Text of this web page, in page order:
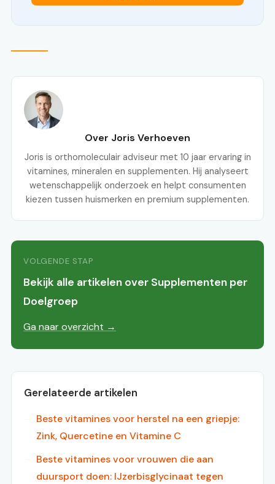
Over Joris Verhoeven
Joris is orthomoleculair adviseur met 10 jaar ervaring in
vitamines, mineralen en supplementen. Hij analyseert
wetenschappelijk onderzoek en helpt consumenten
kiezen tussen huismerken en premium supplementen.
VOLGENDE STAP
Bekijk alle artikelen over Supplementen per
Doelgroep
Ga naar overzicht →
Gerelateerde artikelen
Beste vitamines voor herstel na een griepje:
Zink, Quercetine en Vitamine C
Beste vitamines voor vrouwen die aan
duursport doen: IJzerbisglycinaat tegen